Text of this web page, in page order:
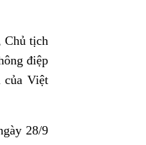
Chủ tịch
điệp
của Việt
28/9